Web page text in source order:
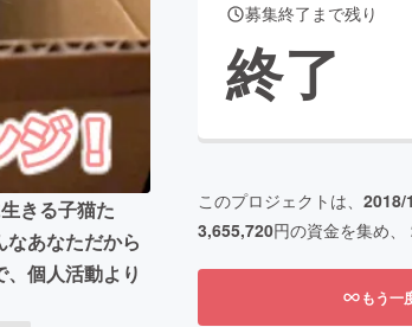
Good
CAMPFIRE Creation
納税machi-yaコミュニティ
きる子猫た
あなただから
個人活動より
募集終了まで残り
終了
このプロジェクトは、 2018/
3,655,720円の資金を集め、
もう一